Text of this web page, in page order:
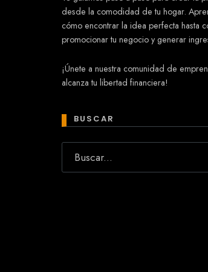
desde la comodidad de tu hogar.
cómo encontrar la idea perfecta hasta
promocionar tu negocio y generar
¡Únete a nuestra comunidad de
alcanza tu libertad financiera!
BUSCAR
En línea
¿Quieres que te ayude a crear un
negocio?